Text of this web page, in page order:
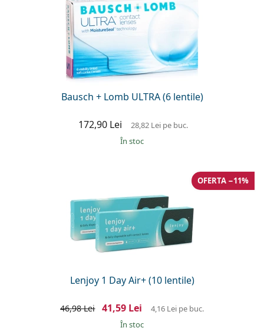
Bausch + Lomb ULTRA (6 lentile)
172,90 Lei 28,82 Leipe buc.
În stoc
Lenjoy 1 Day Air+ (10 lentile)
OFERTA −11%
46,98 Lei 41,59 Lei 4,16 Leipe buc.
În stoc